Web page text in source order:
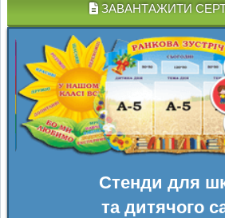
ЗАВАНТАЖИТИ
Стенди для
та дитячого